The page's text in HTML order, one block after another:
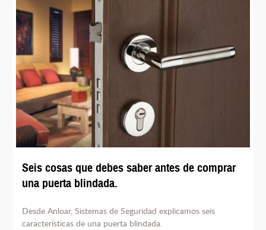
Seis cosas que debes saber antes de comprar
una puerta blindada.
Desde Anloar, Sistemas de Seguridad explicamos seis
características de una puerta blindada.